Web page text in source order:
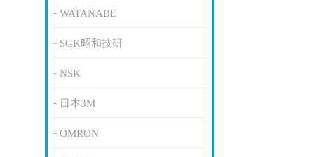
WATANABE
SGK昭和技研
NSK
日本3M
OMRON